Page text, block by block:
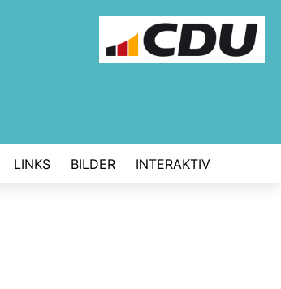
LINKS BILDER INTERAKTIV